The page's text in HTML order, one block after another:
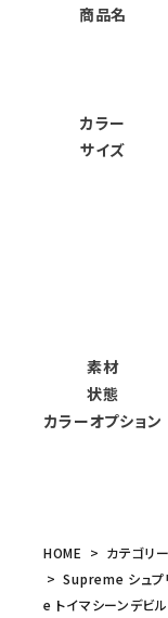
商品名
カラー
サイズ
素材
状態
カラーオプション
HOME カテゴリ
Supreme シュ
e トイマシーンデビ